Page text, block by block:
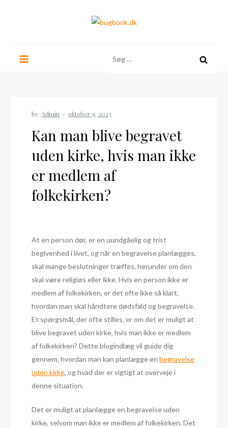
efter:
by:Admin
Kan man blive begravet
uden kirke, hvis man ikke
er medlem af
folkekirken?
At en person dør, er en uundgåelig og trist
begivenhed i livet, og når en begravelse planlægges,
skal mange beslutninger træffes, herunder om den
skal være religiøs eller ikke. Hvis en person ikke er
medlem af folkekirken, er det ofte ikke så klart,
hvordan man skal håndtere dødsfald og begravelse.
Et spørgsmål, der ofte stilles, er om det er muligt at
blive begravet uden kirke, hvis man ikke er medlem
af folkekirken? Dette blogindlæg vil guide dig
gennem, hvordan man kan planlægge enbegravelse
uden kirke, og hvad der er vigtigt at overveje i
denne situation.
Det er muligt at planlægge en begravelse uden
kirke, selvom man ikke er medlem af folkekirken. Det